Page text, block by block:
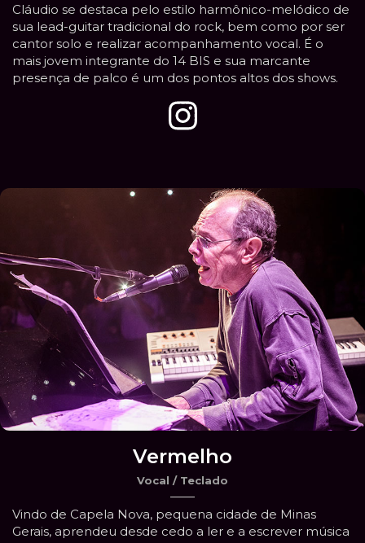
Cláudio se destaca pelo estilo harmônico-melódico de
sua lead-guitar tradicional do rock, bem como por ser
cantor solo e realizar acompanhamento vocal. É o
mais jovem integrante do 14 BIS e sua marcante
presença de palco é um dos pontos altos dos shows.
Vermelho
Vocal / Teclado
Vindo de Capela Nova, pequena cidade de Minas
Gerais, aprendeu desde cedo a ler e a escrever música